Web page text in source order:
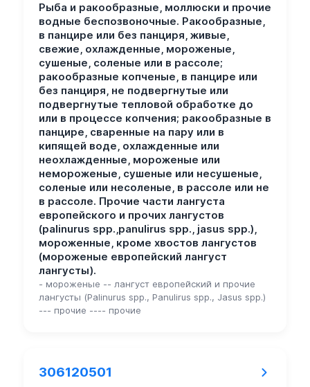
Рыба и ракообразные, моллюски и прочие
водные беспозвоночные. Ракообразные,
в панцире или без панциря, живые,
свежие, охлажденные, мороженые,
сушеные, соленые или в рассоле;
ракообразные копченые, в панцире или
без панциря, не подвергнутые или
подвергнутые тепловой обработке до
или в процессе копчения; ракообразные в
панцире, сваренные на пару или в
кипящей воде, охлажденные или
неохлажденные, мороженые или
немороженые, сушеные или несушеные,
соленые или несоленые, в рассоле или не
в рассоле. Прочие части лангуста
европейского и прочих лангустов
(palinurus spp.,panulirus spp., jasus spp.),
мороженные, кроме хвостов лангустов
(мороженые европейский лангуст
лангусты).
- мороженые -- лангуст европейский и прочие
лангусты (Palinurus spp., Panulirus spp., Jasus spp.)
--- прочие ---- прочие
306120501